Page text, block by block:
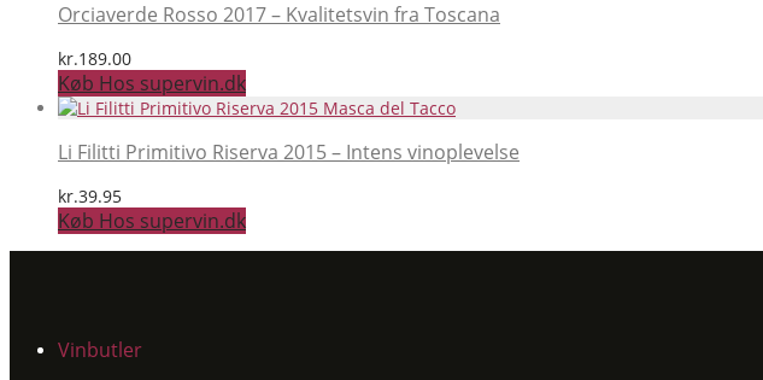
Orciaverde Rosso 2017 – Kvalitetsvin fra Toscana
kr.189.00
Køb Hos supervin.dk
Li Filitti Primitivo Riserva 2015 – Intens vinoplevelse
kr.39.95
Køb Hos supervin.dk
Vinbutler